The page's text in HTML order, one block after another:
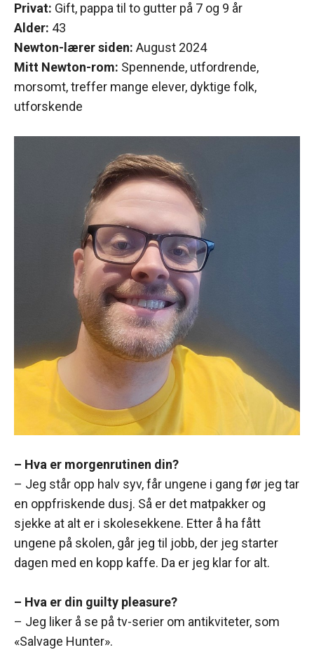
Privat: Gift, pappa til to gutter på 7 og 9 år
Alder: 43
Newton-lærer siden: August 2024
Mitt Newton-rom: Spennende, utfordrende,
morsomt, treffer mange elever, dyktige folk,
utforskende
– Hva er morgenrutinen din?
– Jeg står opp halv syv, får ungene i gang før jeg tar
en oppfriskende dusj. Så er det matpakker og
sjekke at alt er i skolesekkene. Etter å ha fått
ungene på skolen, går jeg til jobb, der jeg starter
dagen med en kopp kaffe. Da er jeg klar for alt.
– Hva er din guilty pleasure?
– Jeg liker å se på tv-serier om antikviteter, som
«Salvage Hunter».